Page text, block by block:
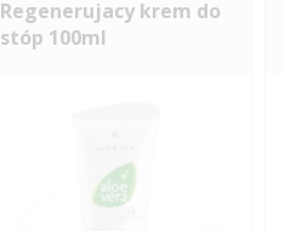
Regenerujacy krem do
stóp 100ml